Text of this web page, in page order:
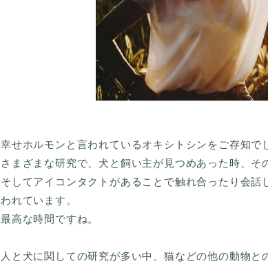
幸せホルモンと言われているオキシトシンをご存知で
さまざまな研究で、犬と飼い主が見つめあった時、
そしてアイコンタクトがあることで触れ合ったり会
われています。
最高な時間ですね。
人と犬に関しての研究が多い中、猫などの他の動物と